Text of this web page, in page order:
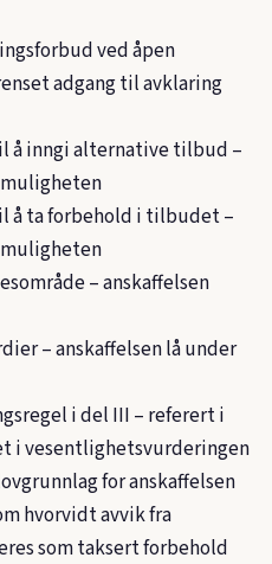
ved åpen
adgang til avklaring
å inngi alternative tilbud –
å ta forbehold i tilbudet –
– anskaffelsen
– anskaffelsen lå under
i del III – referert i
i vesentlighetsvurderingen
for anskaffelsen
hvorvidt avvik fra
som taksert forbehold